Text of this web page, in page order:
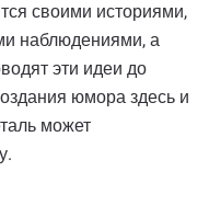
своими историями,
наблюдениями, а
эти идеи до
юмора здесь и
может